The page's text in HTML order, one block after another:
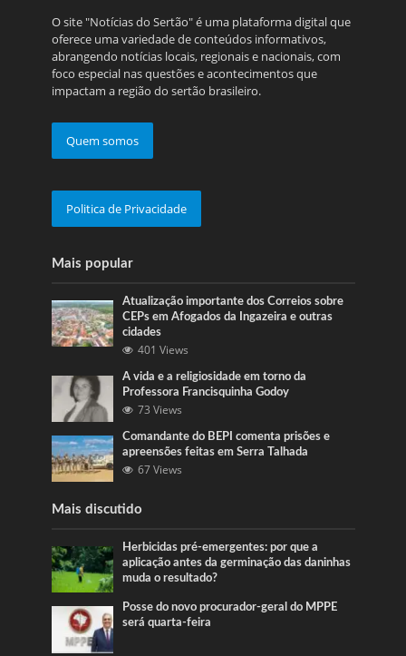
O site "Notícias do Sertão" é uma plataforma digital que
oferece uma variedade de conteúdos informativos,
abrangendo notícias locais, regionais e nacionais, com
foco especial nas questões e acontecimentos que
impactam a região do sertão brasileiro.
Quem somos
Politica de Privacidade
Mais popular
Atualização importante dos Correios sobre
CEPs em Afogados da Ingazeira e outras
cidades
401 Views
A vida e a religiosidade em torno da
Professora Francisquinha Godoy
73 Views
Comandante do BEPI comenta prisões e
apreensões feitas em Serra Talhada
67 Views
Mais discutido
Herbicidas pré-emergentes: por que a
aplicação antes da germinação das daninhas
muda o resultado?
Posse do novo procurador-geral do MPPE
será quarta-feira